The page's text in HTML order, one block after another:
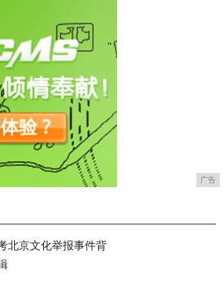
广告
北京文化举报事件背